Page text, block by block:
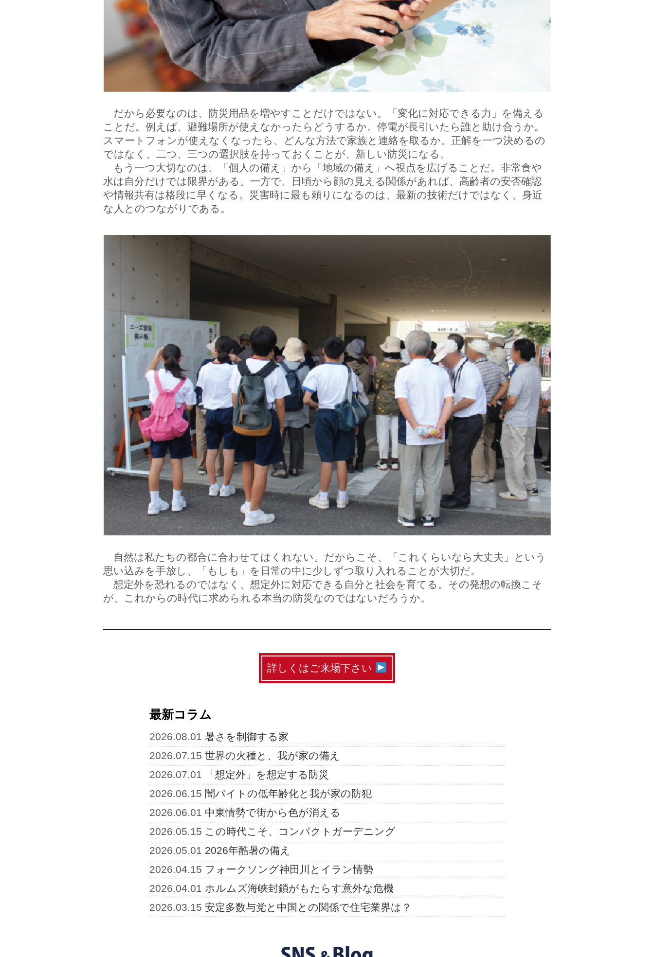
だから必要なのは、防災用品を増やすことだけではない。「変化に対応できる力」を備える
ことだ。例えば、避難場所が使えなかったらどうするか。停電が長引いたら誰と助け合うか。
スマートフォンが使えなくなったら、どんな方法で家族と連絡を取るか。正解を一つ決めるの
ではなく、二つ、三つの選択肢を持っておくことが、新しい防災になる。
もう一つ大切なのは、「個人の備え」から「地域の備え」へ視点を広げることだ。非常食や
水は自分だけでは限界がある。一方で、日頃から顔の見える関係があれば、高齢者の安否確認
や情報共有は格段に早くなる。災害時に最も頼りになるのは、最新の技術だけではなく、身近
な人とのつながりである。
自然は私たちの都合に合わせてはくれない。だからこそ、「これくらいなら大丈夫」という
思い込みを手放し、「もしも」を日常の中に少しずつ取り入れることが大切だ。
想定外を恐れるのではなく、想定外に対応できる自分と社会を育てる。その発想の転換こそ
が、これからの時代に求められる本当の防災なのではないだろうか。
詳しくはご来場下さい
最新コラム
2026.08.01 暑さを制御する家
2026.07.15 世界の火種と、我が家の備え
2026.07.01
「想定外」を想定する防災
2026.06.15 闇バイトの低年齢化と我が家の防犯
2026.06.01 中東情勢で街から色が消える
2026.05.15 この時代こそ、コンパクトガーデニング
2026.05.01 2026年酷暑の備え
2026.04.15 フォークソング神田川とイラン情勢
2026.04.01 ホルムズ海峡封鎖がもたらす意外な危機
2026.03.15 安定多数与党と中国との関係で住宅業界は？